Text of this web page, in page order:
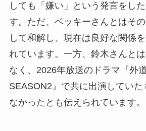
しても「嫌い」という発言をし
す。ただ、ベッキーさんとはそ
して和解し、現在は良好な関係
れています。一方、鈴木さんと
なく、2026年放送のドラマ『外
SEASON2』で共に出演してい
なかったとも伝えられています。